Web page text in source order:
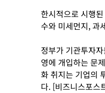
한시적으로 시행
수와 미세먼지, 과
정부가 기관투자
영에 개입하는 문
화 취지는 기업의
다. [비즈니스포스